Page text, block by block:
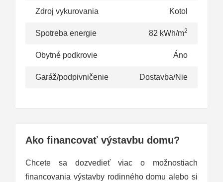
Zdroj vykurovania Kotol
Spotreba energie 82 kWh/m2
Obytné podkrovie Áno
Garáž/podpivničenie Dostavba/Nie
Ako financovať výstavbu domu?
Chcete sa dozvedieť viac o možnostiach
financovania výstavby rodinného domu alebo si